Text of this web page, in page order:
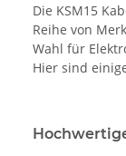
Die KSM15
Reihe von
Wahl für
Hier sind